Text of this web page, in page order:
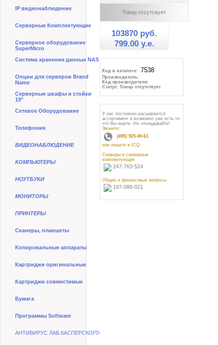
IP видеонаблюдение
Серверные Комплектующие
Серверное оборудование
SuperMicro
Система хранения данных NAS
Опции для серверов Brand
Name
Серверные шкафы и стойки
19"
Сетевое Оборудование
Телефония
ВИДЕОНАБЛЮДЕНИЕ
КОМПЬЮТЕРЫ
НОУТБУКИ
МОНИТОРЫ
ПРИНТЕРЫ
Сканеры, планшеты
Копировальные аппараты
Картриджи оригинальные
Картриджи совместимые
Бумага
Программы Software
АНТИВИРУС ЛАБ.КАСПЕРСКОГО
Товар отсутсвует
103870 руб.
799.00 y.e.
Код в каталоге:
Производитель:
Код производителя:
Статус: Товар отсутствует
У нас постоянно расширяется
ассортимент и возможно уже есть то
что Вы ищете. Не откладывайте!
Звоните:
(495) 925-00-61
или пишите в ICQ
Серверы и серверные
комплектующие
247-763-524
Общие и финансовые вопросы
197-088-021